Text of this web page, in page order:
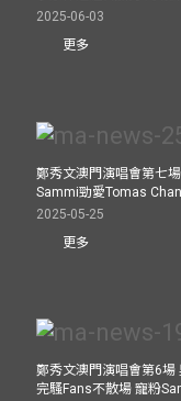
2025-06-03
更多
鄭秀文澳門演唱會第七
Sammi勁愛Tomas
2025-05-25
更多
鄭秀文澳門演唱會第6場
完騷Fans不散場 寵粉